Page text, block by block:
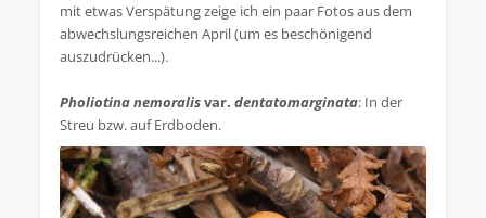
mit etwas Verspätung zeige ich ein paar Fotos aus dem
abwechslungsreichen April (um es beschönigend
auszudrücken...).
Pholiotina nemoralisvar. dentatomarginata: In der
Streu bzw. auf Erdboden.